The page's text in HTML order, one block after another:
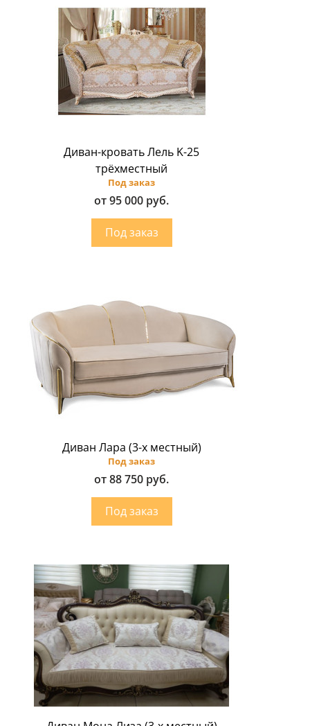
Диван-кровать Лель K-25
трёхместный
Под заказ
от 95 000 руб.
Диван Лара (3-х местный)
Под заказ
от 88 750 руб.